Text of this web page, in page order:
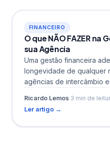
FINANCEIRO
O que NÃO FAZER na
sua Agência
Uma gestão financeira
longevidade de qualquer
agências de intercâmbio
Ricardo Lemos·3 min de
Ler artigo →